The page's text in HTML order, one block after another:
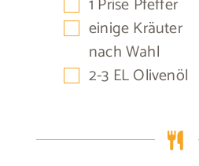
1 Prise Pfeffer
▢
einige Kräuter
nach Wahl
▢
2-3 ELOlivenöl